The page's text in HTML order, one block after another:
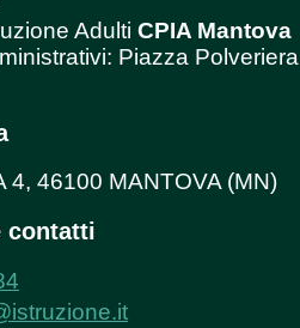
Adulti CPIA Mantova
Piazza
4, 46100 MANTOVA (MN)
contatti